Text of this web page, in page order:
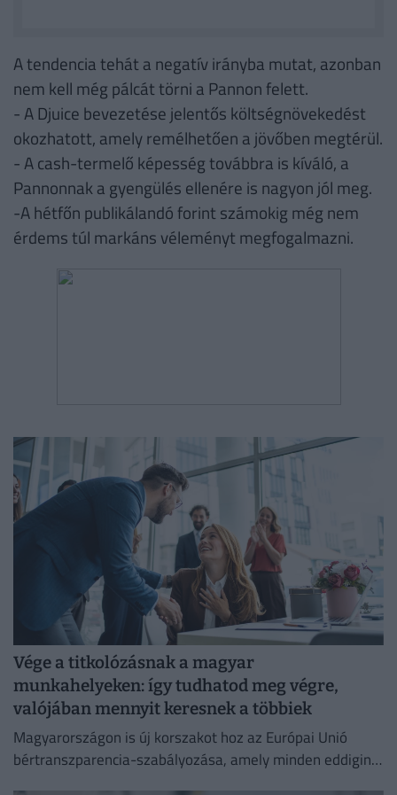
A tendencia tehát a negatív irányba mutat, azonban
nem kell még pálcát törni a Pannon felett.
- A Djuice bevezetése jelentős költségnövekedést
okozhatott, amely remélhetően a jövőben megtérül.
- A cash-termelő képesség továbbra is kíváló, a
Pannonnak a gyengülés ellenére is nagyon jól meg.
-A hétfőn publikálandó forint számokig még nem
érdems túl markáns véleményt megfogalmazni.
Vége a titkolózásnak a magyar
munkahelyeken: így tudhatod meg végre,
valójában mennyit keresnek a többiek
Magyarországon is új korszakot hoz az Európai Unió
bértranszparencia-szabályozása, amely minden eddiginél